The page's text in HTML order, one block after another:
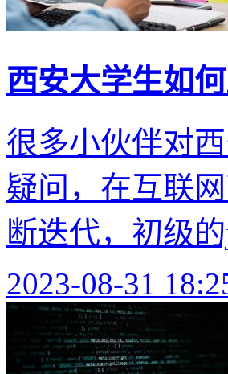
西安大学生如
很多小伙伴对
疑问，在互联
断迭代，初级
2023-08-31